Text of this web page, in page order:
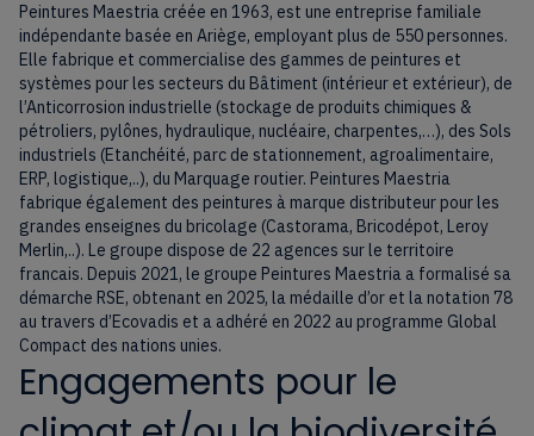
Peintures Maestria créée en 1963, est une entreprise familiale
indépendante basée en Ariège, employant plus de 550 personnes.
Elle fabrique et commercialise des gammes de peintures et
systèmes pour les secteurs du Bâtiment (intérieur et extérieur), de
l’Anticorrosion industrielle (stockage de produits chimiques &
pétroliers, pylônes, hydraulique, nucléaire, charpentes,…), des Sols
industriels (Etanchéité, parc de stationnement, agroalimentaire,
ERP, logistique,..), du Marquage routier. Peintures Maestria
fabrique également des peintures à marque distributeur pour les
grandes enseignes du bricolage (Castorama, Bricodépot, Leroy
Merlin,..). Le groupe dispose de 22 agences sur le territoire
francais. Depuis 2021, le groupe Peintures Maestria a formalisé sa
démarche RSE, obtenant en 2025, la médaille d’or et la notation 78
au travers d’Ecovadis et a adhéré en 2022 au programme Global
Compact des nations unies.
Engagements pour le